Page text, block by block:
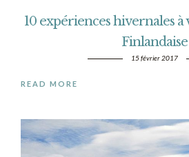
10 expériences hivernales
Finlandaise
15 février 2017
READ MORE